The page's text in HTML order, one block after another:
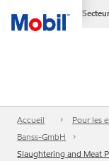
Accueil Pour les
Banss-GmbH
Slaughtering and Meat